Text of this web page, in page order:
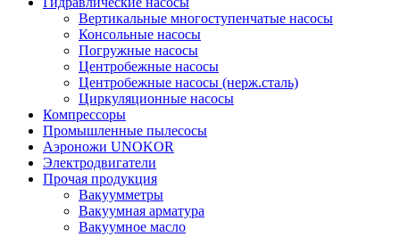
Вертикальные многоступенчатые насосы
Консольные насосы
Погружные насосы
Центробежные насосы
Центробежные насосы (нерж.сталь)
Циркуляционные насосы
Компрессоры
Промышленные пылесосы
Аэроножи UNOKOR
Электродвигатели
Прочая продукция
Вакуумметры
Вакуумная арматура
Вакуумное масло